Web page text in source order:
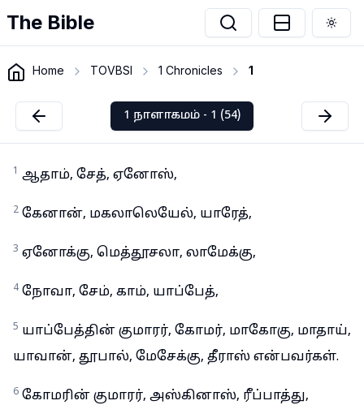
The Bible
Home TOVBSI 1 Chronicles 1
1 நாளாகமம் - 1 (54)
1 ஆதாம், சேத், ஏனோஸ்,
2 கேனான், மகலாலெயேல், யாரேத்,
3 ஏனோக்கு, மெத்தூசலா, லாமேக்கு,
4 நோவா, சேம், காம், யாப்பேத்,
5 யாப்பேத்தின் குமாரர், கோமர், மாகோகு, மாதாய்,
யாவான், தூபால், மேசேக்கு, தீராஸ் என்பவர்கள்.
6 கோமரின் குமாரர், அஸ்கினாஸ், ரீப்பாத்து,